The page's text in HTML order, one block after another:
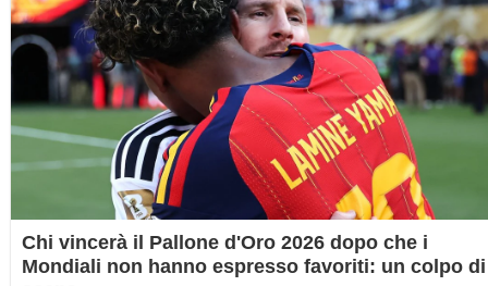
Chi vincerà il Pallone d'Oro 2026 dopo che i
Mondiali non hanno espresso favoriti: un colpo di